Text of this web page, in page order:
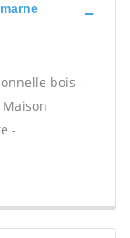
bois -
-